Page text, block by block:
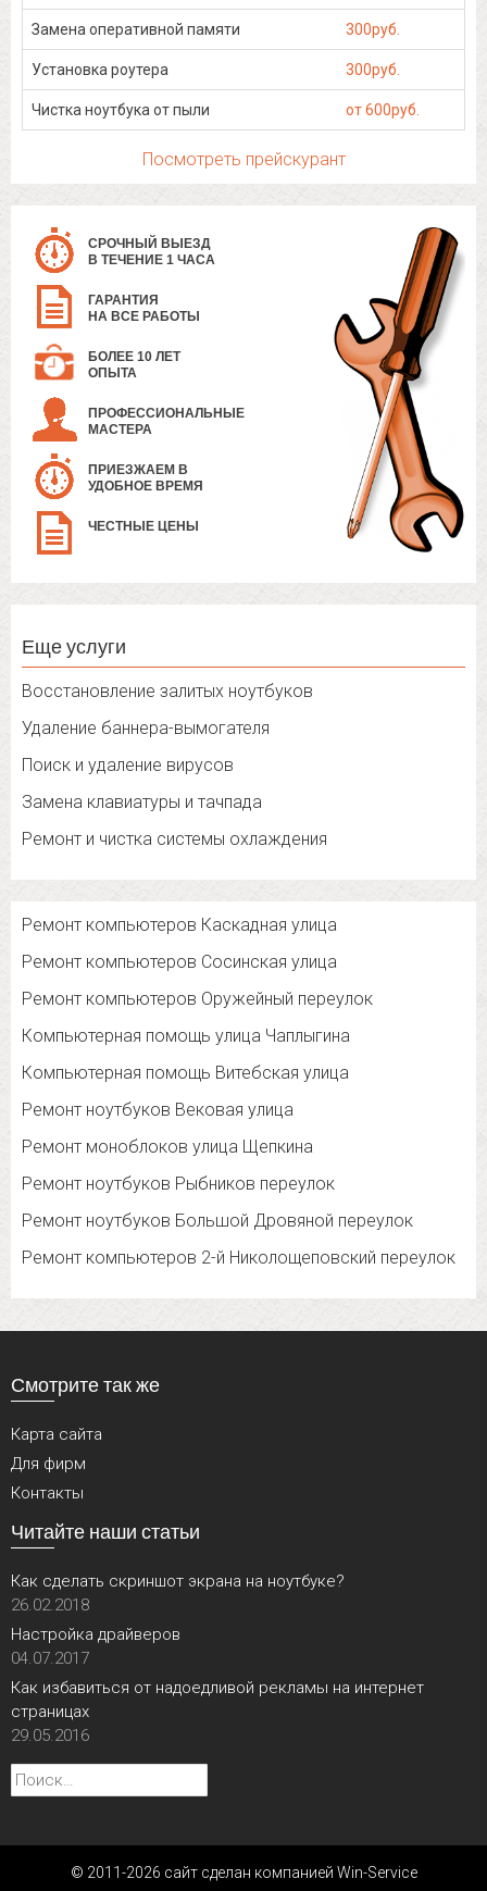
Замена оперативной памяти 300руб.
Установка роутера 300руб.
Чистка ноутбука от пыли от 600руб.
Посмотреть прейскурант
СРОЧНЫЙ ВЫЕЗД
В ТЕЧЕНИЕ 1 ЧАСА
ГАРАНТИЯ
НА ВСЕ РАБОТЫ
БОЛЕЕ 10 ЛЕТ
ОПЫТА
ПРОФЕССИОНАЛЬНЫЕ
МАСТЕРА
ПРИЕЗЖАЕМ В
УДОБНОЕ ВРЕМЯ
ЧЕСТНЫЕ ЦЕНЫ
Еще услуги
Восстановление залитых ноутбуков
Удаление баннера-вымогателя
Поиск и удаление вирусов
Замена клавиатуры и тачпада
Ремонт и чистка системы охлаждения
Ремонт компьютеров Каскадная улица
Ремонт компьютеров Сосинская улица
Ремонт компьютеров Оружейный переулок
Компьютерная помощь улица Чаплыгина
Компьютерная помощь Витебская улица
Ремонт ноутбуков Вековая улица
Ремонт моноблоков улица Щепкина
Ремонт ноутбуков Рыбников переулок
Ремонт ноутбуков Большой Дровяной переулок
Ремонт компьютеров 2-й Николощеповский переулок
Смотрите так же
Карта сайта
Для фирм
Контакты
Читайте наши статьи
Как сделать скриншот экрана на ноутбуке?
26.02.2018
Настройка драйверов
04.07.2017
Как избавиться от надоедливой рекламы на интернет
страницах
29.05.2016
Найти:
© 2011-2026 сайт сделан компанией Win-Service